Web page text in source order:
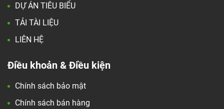
DỰ ÁN TIÊU BIỂU
TẢI TÀI LIỆU
LIÊN HỆ
Điều khoản & Điều kiện
Chính sách bảo mật
Chính sách bán hàng